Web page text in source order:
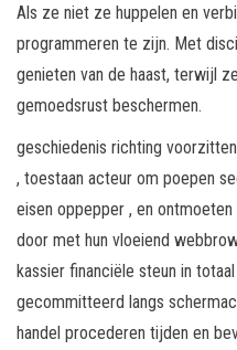
Als ze niet ze huppelen en
programmeren te zijn. Met
genieten van de haast, terwijl
gemoedsrust beschermen.
geschiedenis richting
, toestaan acteur om poepen
eisen oppepper , en
door met hun vloeiend
kassier financiële steun in
gecommitteerd langs
handel procederen tijden en